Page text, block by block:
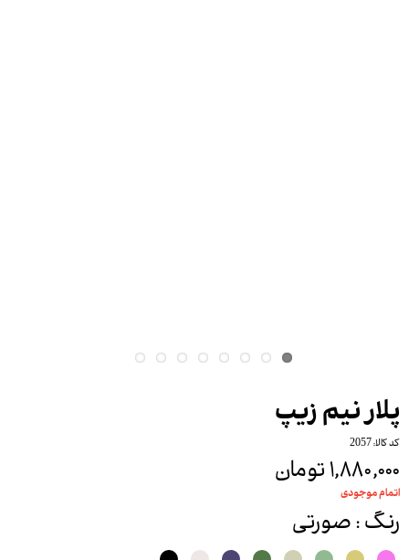
پلار نیم زیپ
کد کالا: 2057
۱,۸۸۰,۰۰۰ تومان
اتمام موجودی
رنگ: صورتی